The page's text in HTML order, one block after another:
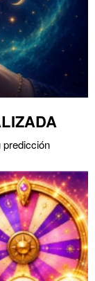
predicción